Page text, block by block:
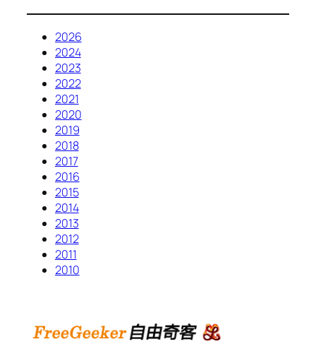
2026
2024
2023
2022
2021
2020
2019
2018
2017
2016
2015
2014
2013
2012
2011
2010